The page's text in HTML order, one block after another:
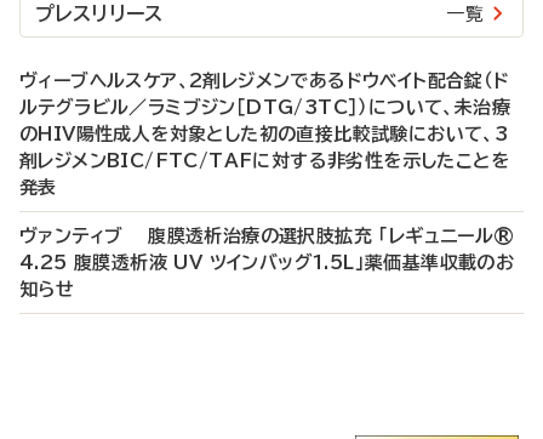
プレスリリース 一覧
ヴィーブヘルスケア、2剤レジメンであるドウベイト配合錠（ド
ルテグラビル／ラミブジン［DTG/3TC］）について、未治療
のHIV陽性成人を対象とした初の直接比較試験において、3
剤レジメンBIC/FTC/TAFに対する非劣性を示したことを
発表
ヴァンティブ 腹膜透析治療の選択肢拡充 「レギュニール®
4.25 腹膜透析液 UV ツインバッグ1.5L」薬価基準収載のお
知らせ